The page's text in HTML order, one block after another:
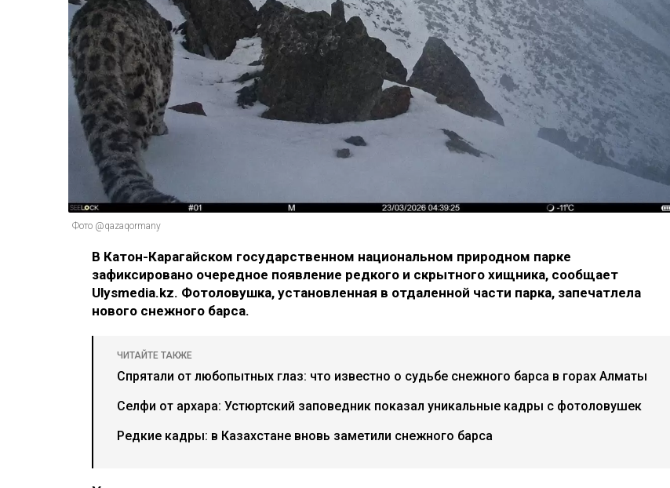
Фото @qazaqormany
В Катон-Карагайском государственном национальном природном парке
зафиксировано очередное появление редкого и скрытного хищника, сообщает
Ulysmedia.kz. Фотоловушка, установленная в отдаленной части парка, запечатлела
нового снежного барса.
ЧИТАЙТЕ ТАКЖЕ
Спрятали от любопытных глаз: что известно о судьбе снежного барса в горах Алматы
Селфи от архара: Устюртский заповедник показал уникальные кадры с фотоловушек
Редкие кадры: в Казахстане вновь заметили снежного барса